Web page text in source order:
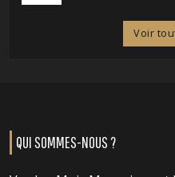
Voir
QUI SOMMES-NOUS ?